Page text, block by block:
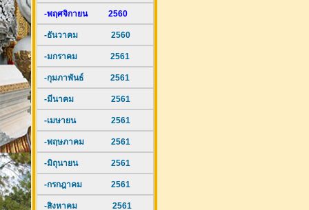
-พฤศจิกายน 2560
-ธันวาคม 2560
-มกราคม 2561
-กุมภาพันธ์ 2561
-มีนาคม 2561
-เมษายน 2561
-พฤษภาคม 2561
-มิถุนายน 2561
-กรกฎาคม 2561
-สิงหาคม 2561